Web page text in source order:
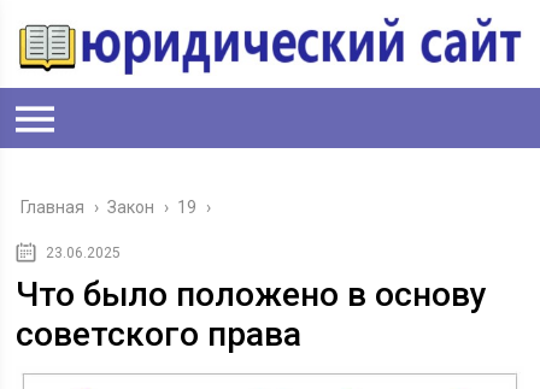
Главная › Закон › 19 ›
23.06.2025
Что было положено в основу
советского права